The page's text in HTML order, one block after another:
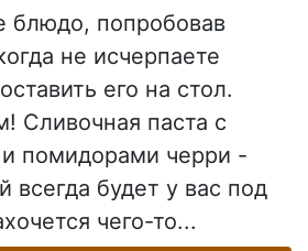
блюдо, попробовав
не исчерпаете
его на стол.
Сливочная паста с
помидорами черри -
всегда будет у вас под
чего-то...